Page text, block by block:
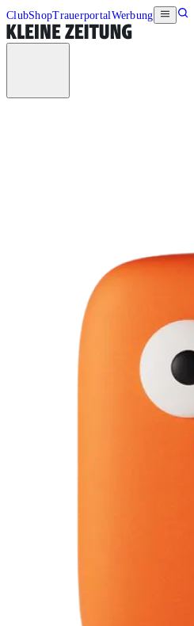
ClubShopTrauerportalWerbung